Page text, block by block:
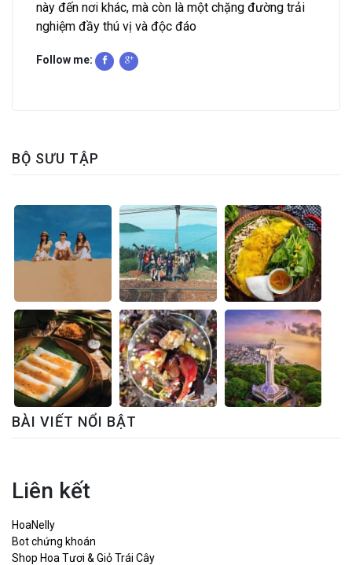
này đến nơi khác, mà còn là một chặng đường trải
nghiệm đầy thú vị và độc đáo
Follow me:
BỘ SƯU TẬP
BÀI VIẾT NỔI BẬT
Liên kết
HoaNelly
Bot chứng khoán
Shop Hoa Tươi & Giỏ Trái Cây